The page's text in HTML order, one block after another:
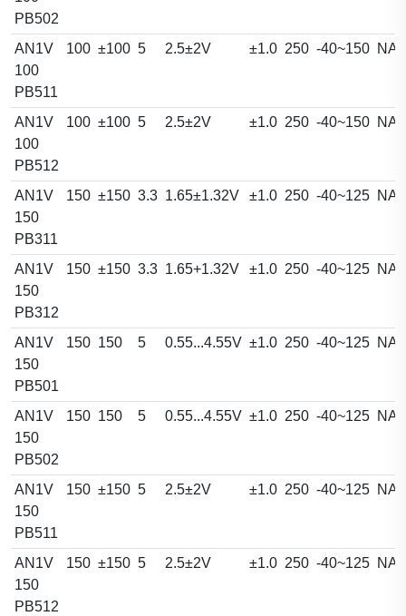
PB502
AN1V
100
PB511
100 ±100 5 2.5±2V ±1.0 250 -40~150 NA
AN1V
100
PB512
100 ±100 5 2.5±2V ±1.0 250 -40~150 NA
AN1V
150
PB311
150 ±150 3.3 1.65±1.32V ±1.0 250 -40~125 NA
AN1V
150
PB312
150 ±150 3.3 1.65+1.32V ±1.0 250 -40~125 NA
AN1V
150
PB501
150 150 5 0.55...4.55V ±1.0 250 -40~125 NA
AN1V
150
PB502
150 150 5 0.55...4.55V ±1.0 250 -40~125 NA
AN1V
150
PB511
150 ±150 5 2.5±2V ±1.0 250 -40~125 NA
AN1V
150
PB512
150 ±150 5 2.5±2V ±1.0 250 -40~125 NA